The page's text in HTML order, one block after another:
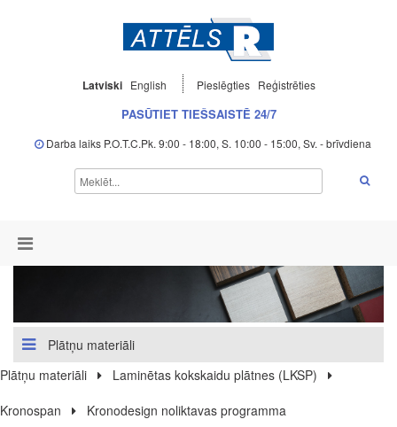
Latviski English Pieslēgties Reģistrēties
PASŪTIET TIEŠSAISTĒ 24/7
Darba laiks P.O.T.C.Pk. 9:00 - 18:00, S. 10:00 - 15:00, Sv. - brīvdiena
Plātņu materiāli
Plātņu materiāli
Laminētas kokskaidu plātnes (LKSP)
Kronospan
Kronodesign noliktavas programma